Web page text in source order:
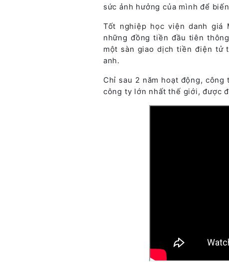
sức ảnh hưởng của mình để
Tốt nghiệp học viện danh giá
những đồng tiền đầu tiên
một sàn giao dịch tiền điện tử
anh.
Chỉ sau 2 năm hoạt động,
công ty lớn nhất thế giới, được